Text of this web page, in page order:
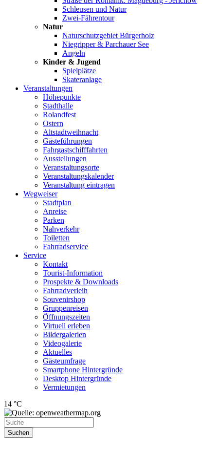
Schleusen und Natur
Zwei-Fährentour
Natur
Naturschutzgebiet Bürgerholz
Niegripper & Parchauer See
Angeln
Kinder & Jugend
Spielplätze
Skateranlage
Veranstaltungen
Höhepunkte
Stadthalle
Rolandfest
Ostern
Altstadtweihnacht
Gästeführungen
Fahrgastschifffahrten
Ausstellungen
Veranstaltungsorte
Veranstaltungskalender
Veranstaltung eintragen
Wegweiser
Stadtplan
Anreise
Parken
Nahverkehr
Toiletten
Fahrradservice
Service
Kontakt
Tourist-Information
Prospekte & Downloads
Fahrradverleih
Souvenirshop
Gruppenreisen
Öffnungszeiten
Virtuell erleben
Bildergalerien
Videogalerie
Aktuelles
Gästeumfrage
Smartphone Hintergründe
Desktop Hintergründe
Vermietungen
14 °C
Suchen